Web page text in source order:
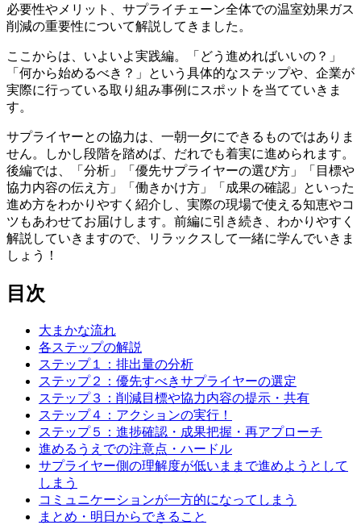
必要性やメリット、サプライチェーン全体での温室効果ガス
削減の重要性について解説してきました。
ここからは、いよいよ実践編。「どう進めればいいの？」
「何から始めるべき？」という具体的なステップや、企業が
実際に行っている取り組み事例にスポットを当てていきま
す。
サプライヤーとの協力は、一朝一夕にできるものではありま
せん。しかし段階を踏めば、だれでも着実に進められます。
後編では、「分析」「優先サプライヤーの選び方」「目標や
協力内容の伝え方」「働きかけ方」「成果の確認」といった
進め方をわかりやすく紹介し、実際の現場で使える知恵やコ
ツもあわせてお届けします。前編に引き続き、わかりやすく
解説していきますので、リラックスして一緒に学んでいきま
しょう！
目次
大まかな流れ
各ステップの解説
ステップ１：排出量の分析
ステップ２：優先すべきサプライヤーの選定
ステップ３：削減目標や協力内容の提示・共有
ステップ４：アクションの実行！
ステップ５：進捗確認・成果把握・再アプローチ
進めるうえでの注意点・ハードル
サプライヤー側の理解度が低いままで進めようとして
しまう
コミュニケーションが一方的になってしまう
まとめ・明日からできること